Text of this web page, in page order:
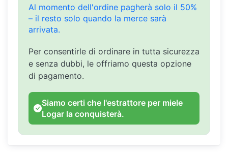
Al momento dell'ordine pagherà solo il 50%
– il resto solo quando la merce sarà
arrivata.
Per consentirle di ordinare in tutta sicurezza
e senza dubbi, le offriamo questa opzione
di pagamento.
Siamo certi che l'estrattore per miele
Logar la conquisterà.